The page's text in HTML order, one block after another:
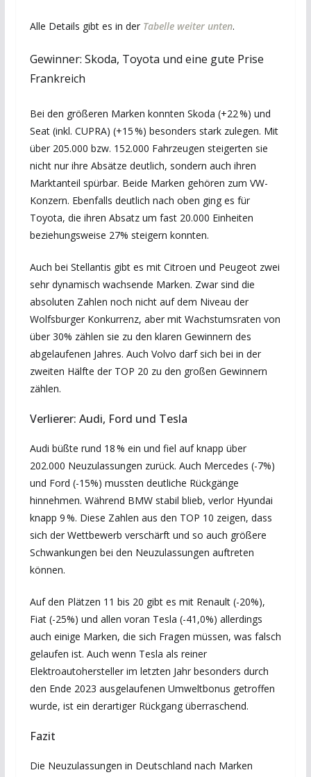
Alle Details gibt es in der Tabelle weiter unten.
Gewinner: Skoda, Toyota und eine gute Prise
Frankreich
Bei den größeren Marken konnten Skoda (+22 %) und
Seat (inkl. CUPRA) (+15 %) besonders stark zulegen. Mit
über 205.000 bzw. 152.000 Fahrzeugen steigerten sie
nicht nur ihre Absätze deutlich, sondern auch ihren
Marktanteil spürbar. Beide Marken gehören zum VW-
Konzern. Ebenfalls deutlich nach oben ging es für
Toyota, die ihren Absatz um fast 20.000 Einheiten
beziehungsweise 27% steigern konnten.
Auch bei Stellantis gibt es mit Citroen und Peugeot zwei
sehr dynamisch wachsende Marken. Zwar sind die
absoluten Zahlen noch nicht auf dem Niveau der
Wolfsburger Konkurrenz, aber mit Wachstumsraten von
über 30% zählen sie zu den klaren Gewinnern des
abgelaufenen Jahres. Auch Volvo darf sich bei in der
zweiten Hälfte der TOP 20 zu den großen Gewinnern
zählen.
Verlierer: Audi, Ford und Tesla
Audi büßte rund 18 % ein und fiel auf knapp über
202.000 Neuzulassungen zurück. Auch Mercedes (-7%)
und Ford (-15%) mussten deutliche Rückgänge
hinnehmen. Während BMW stabil blieb, verlor Hyundai
knapp 9 %. Diese Zahlen aus den TOP 10 zeigen, dass
sich der Wettbewerb verschärft und so auch größere
Schwankungen bei den Neuzulassungen auftreten
können.
Auf den Plätzen 11 bis 20 gibt es mit Renault (-20%),
Fiat (-25%) und allen voran Tesla (-41,0%) allerdings
auch einige Marken, die sich Fragen müssen, was falsch
gelaufen ist. Auch wenn Tesla als reiner
Elektroautohersteller im letzten Jahr besonders durch
den Ende 2023 ausgelaufenen Umweltbonus getroffen
wurde, ist ein derartiger Rückgang überraschend.
Fazit
Die Neuzulassungen in Deutschland nach Marken